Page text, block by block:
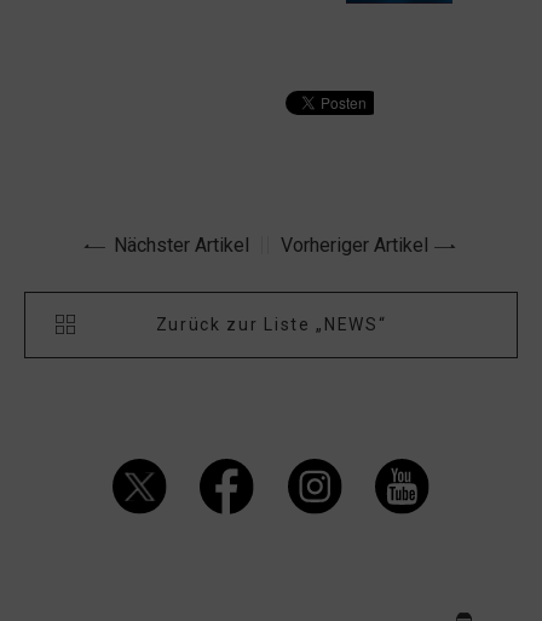
Nächster Artikel Vorheriger Artikel
Zurück zur Liste „NEWS“